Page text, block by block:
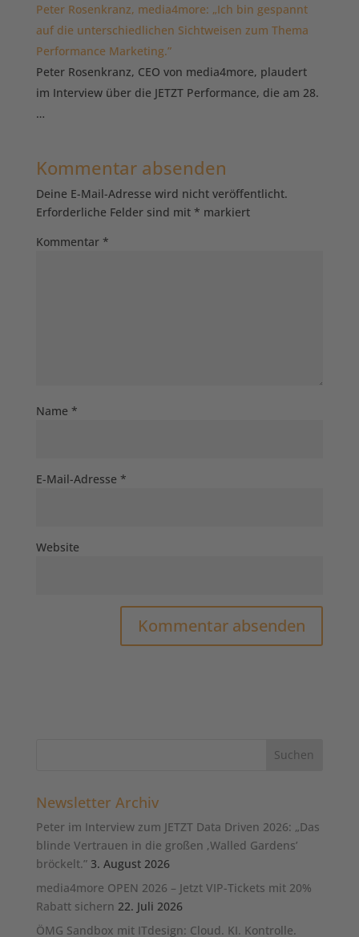
Peter Rosenkranz, media4more: „Ich bin gespannt
auf die unterschiedlichen Sichtweisen zum Thema
Performance Marketing.”
Peter Rosenkranz, CEO von media4more, plaudert
im Interview über die JETZT Performance, die am 28.
…
Kommentar absenden
Deine E-Mail-Adresse wird nicht veröffentlicht.
Erforderliche Felder sind mit * markiert
Kommentar *
Name *
E-Mail-Adresse *
Website
Newsletter Archiv
Peter im Interview zum JETZT Data Driven 2026: „Das
blinde Vertrauen in die großen ‚Walled Gardens’
bröckelt.” 3. August 2026
media4more OPEN 2026 – Jetzt VIP-Tickets mit 20%
Rabatt sichern 22. Juli 2026
ÖMG Sandbox mit ITdesign: Cloud. KI. Kontrolle.